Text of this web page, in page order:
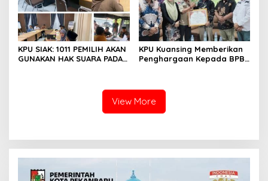
KPU SIAK: 1011 PEMILIH AKAN
GUNAKAN HAK SUARA PADA
KPU Kuansing Memberikan
Penghargaan Kepada BPBD
View More